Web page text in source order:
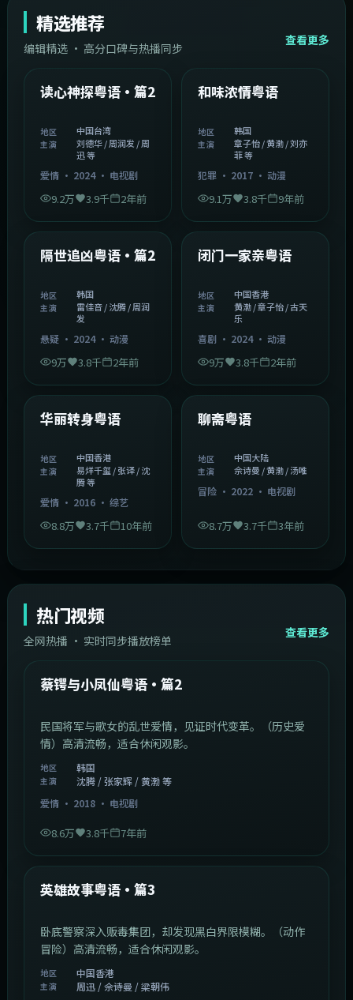
精选推荐
编辑精选 · 高分口碑与热播同步
查看更多
精选
中国台湾 1:54:36
读心神探粤语·篇2
地区 中国台湾
主演
刘德华 / 周润发 / 周
迅 等
爱情· 2024· 电视剧
9.2万 3.9千 2年前
精选
2:08:51
和味浓情粤语
地区 韩国
主演
章子怡 / 黄渤 / 刘亦
菲 等
犯罪· 2017· 动漫
9.1万 3.8千 9年前
精选
隔世追凶粤语·篇2
地区 韩国
主演
雷佳音 / 沈腾 / 周润
发
悬疑· 2024· 动漫
9万 3.8千 2年前
精选
闭门一家亲粤语
地区 中国香港
主演
黄渤 / 章子怡 / 古天
乐
喜剧· 2024· 动漫
9万 3.8千 2年前
精选
华丽转身粤语
地区 中国香港
主演
易烊千玺 / 张译 / 沈
腾 等
爱情· 2016· 综艺
8.8万 3.7千 10年前
精选
聊斋粤语
地区 中国大陆
主演 佘诗曼 / 黄渤 / 汤唯
冒险· 2022· 电视剧
8.7万 3.7千 3年前
热门视频
全网热播 · 实时同步播放榜单
查看更多
热门
韩国 44:14
蔡锷与小凤仙粤语·篇2
民国将军与歌女的乱世爱情，见证时代变革。（历史爱
情）高清流畅，适合休闲观影。
地区 韩国
主演
沈腾 / 张家辉 / 黄渤 等
爱情· 2018· 电视剧
8.6万 3.8千 7年前
热门
英雄故事粤语·篇3
卧底警察深入贩毒集团，却发现黑白界限模糊。（动作
冒险）高清流畅，适合休闲观影。
地区 中国香港
主演
周迅 / 佘诗曼 / 梁朝伟